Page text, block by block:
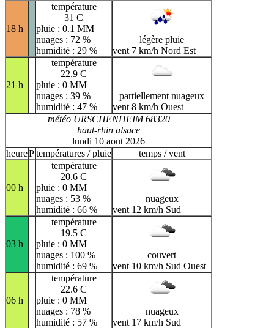
18 h
température
31 C
pluie : 0.1 MM
nuages : 72 %
humidité : 29 %
légère pluie
vent 7 km/h Nord Est
21 h
température
22.9 C
pluie : 0 MM
nuages : 39 %
humidité : 47 %
partiellement nuageux
vent 8 km/h Ouest
météo URSCHENHEIM 68320
haut-rhin alsace
lundi 10 aout 2026
heurePtempératures / pluie temps / vent
00 h
température
20.6 C
pluie : 0 MM
nuages : 53 %
humidité : 66 %
nuageux
vent 12 km/h Sud
03 h
température
19.5 C
pluie : 0 MM
nuages : 100 %
humidité : 69 %
couvert
vent 10 km/h Sud Ouest
06 h
température
22.6 C
pluie : 0 MM
nuages : 78 %
humidité : 57 %
nuageux
vent 17 km/h Sud